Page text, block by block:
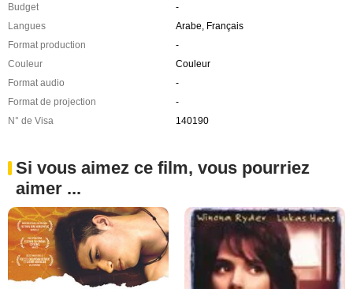
Budget
-
Langues
Arabe, Français
Format production
-
Couleur
Couleur
Format audio
-
Format de projection
-
N° de Visa
140190
Si vous aimez ce film, vous pourriez
aimer ...